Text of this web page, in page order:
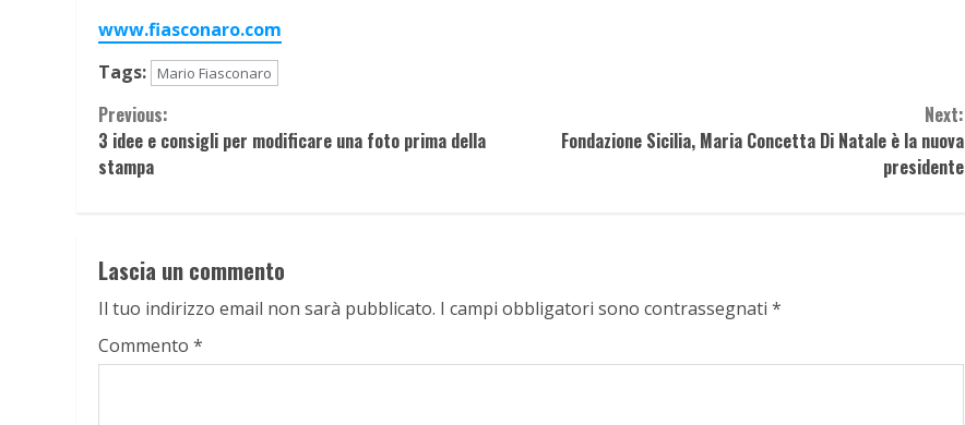
www.fiasconaro.com
Tags:
Mario Fiasconaro
Continue
Reading
Previous:
3 idee e consigli per modificare una foto prima della
stampa
Next:
Fondazione Sicilia, Maria Concetta Di Natale è la nuova
presidente
Lascia un commento
Il tuo indirizzo email non sarà pubblicato. I campi obbligatori sono contrassegnati *
Commento *